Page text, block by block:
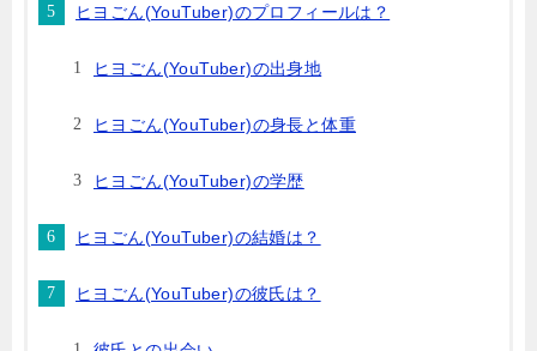
ヒヨごん(YouTuber)のプロフィールは？
ヒヨごん(YouTuber)の出身地
ヒヨごん(YouTuber)の身長と体重
ヒヨごん(YouTuber)の学歴
ヒヨごん(YouTuber)の結婚は？
ヒヨごん(YouTuber)の彼氏は？